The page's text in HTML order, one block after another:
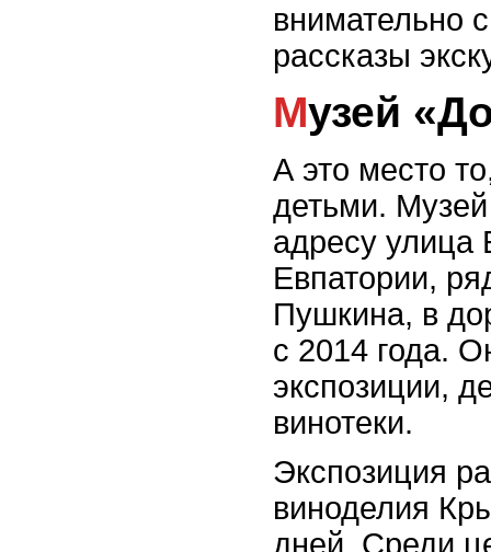
внимательно
рассказы
Музей
А это место
детьми.
адресу улица
Евпатории,
Пушкина, в
с 2014 года.
экспозиции,
винотеки.
Экспозиция
виноделия
дней. Среди